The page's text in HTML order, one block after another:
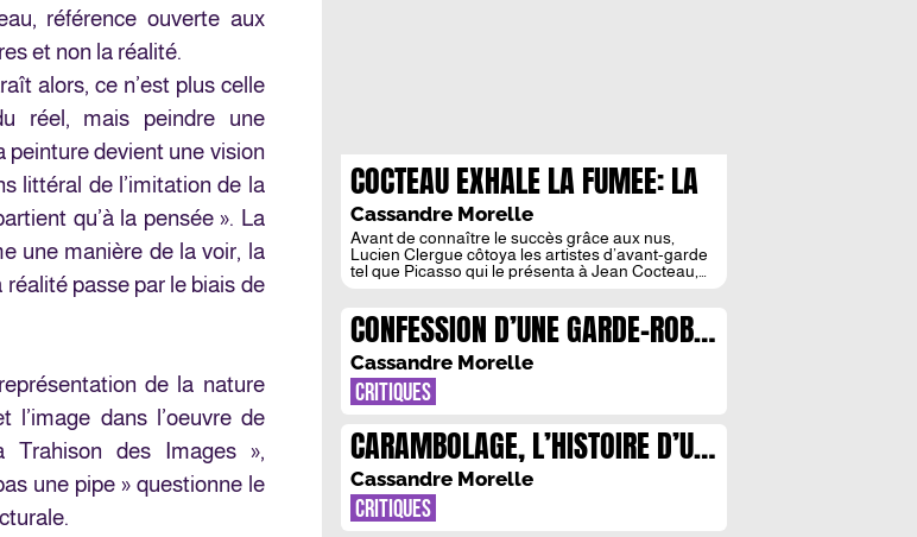
référence ouverte aux
et non la réalité.
alors, ce n’est plus celle
réel, mais peindre une
peinture devient une vision
littéral de l’imitation de la
qu’à la pensée ». La
une manière de la voir, la
passe par le biais de
de la nature
dans l’oeuvre de
Trahison des Images »,
une pipe » questionne le
COCTEAU EXHALE LA FUMEE: LA
POESIE ILLUSTREE
Cassandre Morelle
Avant de connaître le succès grâce aux nus,
Lucien Clergue côtoya les artistes d’avant-garde
tel que Picasso qui le présenta à Jean Cocteau,
fumée, tournage du testament d’Orphée » est une
illustration de ce rapport omniprésent dans
l’oeuvre de Lucien Clergue. Photographie et […]
CONFESSION D’UNE GARDE-ROBE
DU SIECLE
Cassandre Morelle
CRITIQUES
CARAMBOLAGE, L’HISTOIRE D’UN
ECHEC
Cassandre Morelle
CRITIQUES